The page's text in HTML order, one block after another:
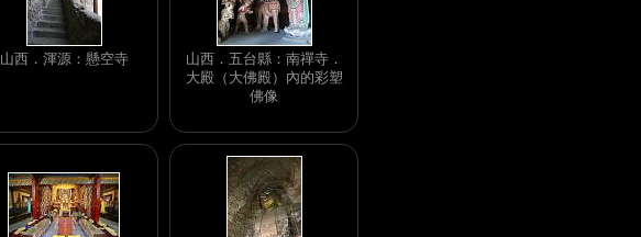
山西．渾源：懸空寺
山西．五台縣：南禪寺．
大殿（大佛殿）內的彩塑
佛像